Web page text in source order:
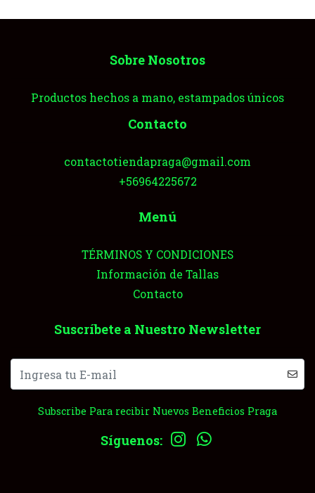
Sobre Nosotros
Productos hechos a mano, estampados únicos
Contacto
contactotiendapraga@gmail.com
+56964225672
Menú
TÉRMINOS Y CONDICIONES
Información de Tallas
Contacto
Suscríbete a Nuestro Newsletter
Subscribe Para recibir Nuevos Beneficios Praga
Síguenos: